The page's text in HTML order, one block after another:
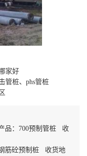
家好
管桩、phs管桩
品：700预制管桩 收
筋砼预制桩 收货地